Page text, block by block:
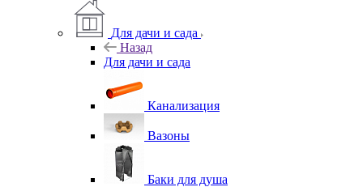
Для дачи и сада
Назад
Для дачи и сада
Канализация
Вазоны
Баки для душа